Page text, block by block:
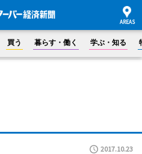
買う 暮らす・働く 学ぶ・知る
2017.10.23